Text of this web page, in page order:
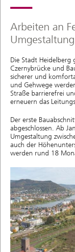
Arbeiten an
Die Stadt Heidelberg
Czernybrücke und
sicherer und
und Gehwege
Straße barrierefrei
erneuern das
Der erste
abgeschlossen. Ab
Umgestaltung
auch der
werden rund 18